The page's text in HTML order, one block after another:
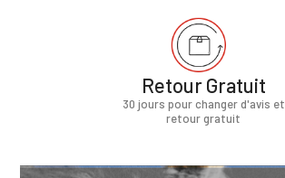
Retour Gratuit
30 jours pour changer d'avis et
retour gratuit